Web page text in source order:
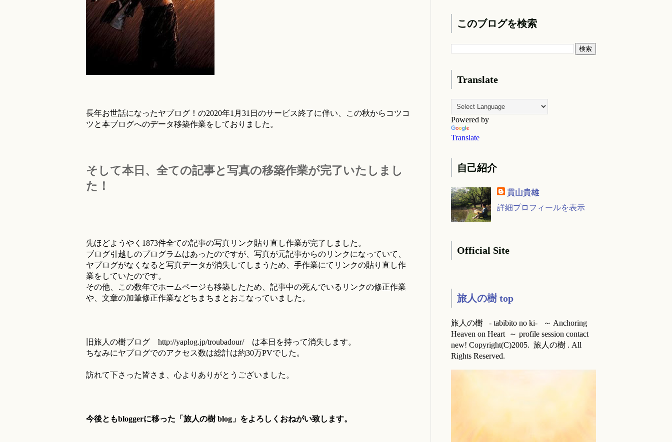
長年お世話になったヤプログ！の2020年1月31日のサービス終了に伴い、この秋からコツコ
ツと本ブログへのデータ移築作業をしておりました。
そして本日、全ての記事と写真の移築作業が完了いたしまし
た！
先ほどようやく1873件全ての記事の写真リンク貼り直し作業が完了しました。
ブログ引越しのプログラムはあったのですが、写真が元記事からのリンクになっていて、
ヤプログがなくなると写真データが消失してしまうため、手作業にてリンクの貼り直し作
業をしていたのです。
その他、この数年でホームページも移築したため、記事中の死んでいるリンクの修正作業
や、文章の加筆修正作業などちまちまとおこなっていました。
旧旅人の樹ブログ http://yaplog.jp/troubadour/ は本日を持って消失します。
ちなみにヤプログでのアクセス数は総計は約30万PVでした。
訪れて下さった皆さま、心よりありがとうございました。
今後ともbloggerに移った「旅人の樹 blog」をよろしくおねがい致します。
このブログを検索
Translate
Powered by
Translate
自己紹介
貫山貴雄
詳細プロフィールを表示
Official Site
旅人の樹 top
旅人の樹 - tabibito no ki- ～ Anchoring
Heaven on Heart ～ profile session contact
new! Copyright(C)2005. 旅人の樹 . All
Rights Reserved.